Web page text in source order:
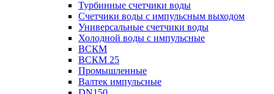
Турбинные счетчики воды
Счетчики воды с импульсным выходом
Универсальные счетчики воды
Холодной воды с импульсные
ВСКМ
ВСКМ 25
Промышленные
Валтек импульсные